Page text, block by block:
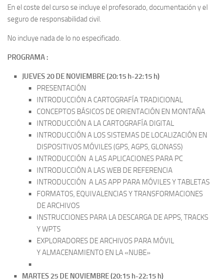
En el coste del curso se incluye el profesorado, documentación y el
seguro de responsabilidad civil.
No incluye nada de lo no especificado.
PROGRAMA :
JUEVES 20 DE NOVIEMBRE (20:15 h-22:15 h)
PRESENTACIÓN
INTRODUCCIÓN A CARTOGRAFÍA TRADICIONAL
CONCEPTOS BÁSICOS DE ORIENTACIÓN EN MONTAÑA
INTRODUCCIÓN A LA CARTOGRAFÍA DIGITAL
INTRODUCCIÓN A LOS SISTEMAS DE LOCALIZACIÓN EN
DISPOSITIVOS MÓVILES (GPS, AGPS, GLONASS)
INTRODUCCIÓN A LAS APLICACIONES PARA PC
INTRODUCCIÓN A LAS WEB DE REFERENCIA
INTRODUCCIÓN A LAS APP PARA MÓVILES Y TABLETAS
FORMATOS, EQUIVALENCIAS Y TRANSFORMACIONES
DE ARCHIVOS
INSTRUCCIONES PARA LA DESCARGA DE APPS, TRACKS
Y WPTS
EXPLORADORES DE ARCHIVOS PARA MÓVIL
Y ALMACENAMIENTO EN LA «NUBE»
MARTES 25 DE NOVIEMBRE (20:15 h-22:15 h)